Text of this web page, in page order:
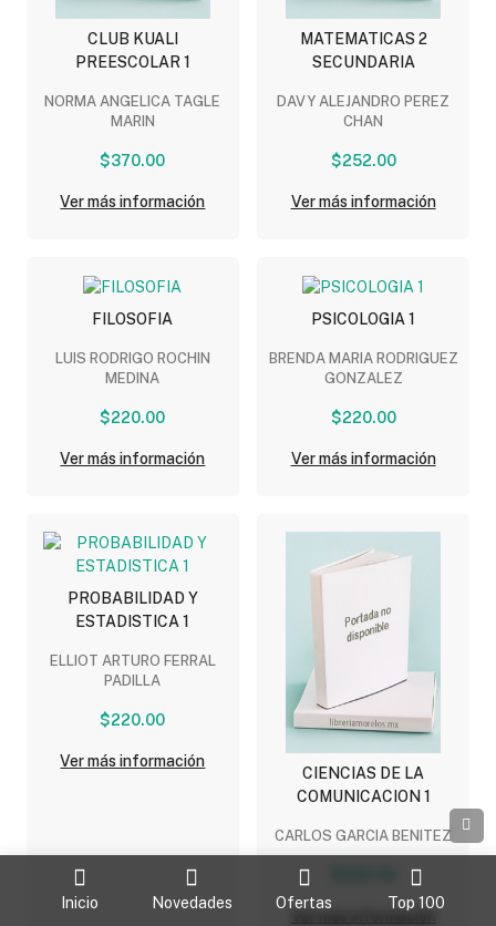
Inicio Novedades Ofertas Top 100
CLUB KUALI
PREESCOLAR 1
NORMA ANGELICA TAGLE
MARIN
$370.00
Ver más información
MATEMATICAS 2
SECUNDARIA
DAVY ALEJANDRO PEREZ
CHAN
$252.00
Ver más información
FILOSOFIA
LUIS RODRIGO ROCHIN
MEDINA
$220.00
Ver más información
PSICOLOGIA 1
BRENDA MARIA RODRIGUEZ
GONZALEZ
$220.00
Ver más información
PROBABILIDAD Y
ESTADISTICA 1
ELLIOT ARTURO FERRAL
PADILLA
$220.00
Ver más información
CIENCIAS DE LA
COMUNICACION 1
CARLOS GARCIA BENITEZ
Ver más información